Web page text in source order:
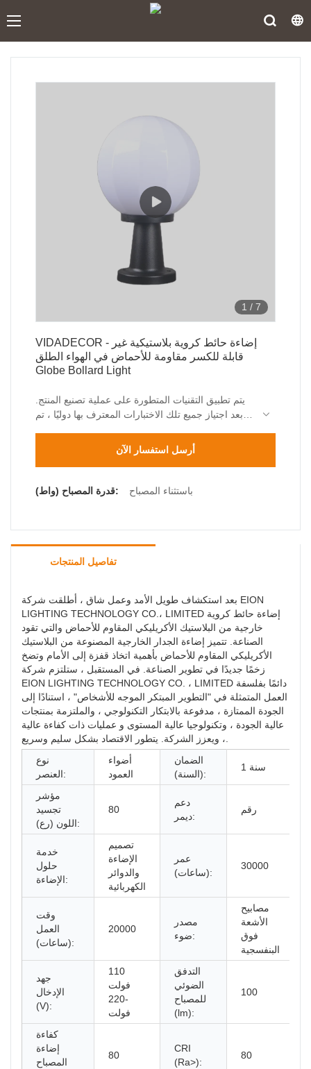
1 / 7
VIDADECOR - إضاءة حائط كروية بلاستيكية غير
قابلة للكسر مقاومة للأحماض في الهواء الطلق
Globe Bollard Light
يتم تطبيق التقنيات المتطورة على عملية تصنيع المنتج.
بعد اجتياز جميع تلك الاختبارات المعترف بها دوليًا ، تم
المقاومة للأحماض غير القابلة للكسر على نطاق واسع
أرسل استفسار الآن
قدرة المصباح (واط): باستثناء المصباح
تفاصيل المنتجات
بعد استكشاف طويل الأمد وعمل شاق ، أطلقت شركة EION
LIGHTING TECHNOLOGY CO.، LIMITED إضاءة حائط كروية
خارجية من البلاستيك الأكريليكي المقاوم للأحماض والتي تقود
الصناعة. تتميز إضاءة الجدار الخارجية المصنوعة من البلاستيك
الأكريليكي المقاوم للأحماض بأهمية اتخاذ قفزة إلى الأمام وتضخ
زخمًا جديدًا في تطوير الصناعة. في المستقبل ، ستلتزم شركة
EION LIGHTING TECHNOLOGY CO. ، LIMITED دائمًا بفلسفة
العمل المتمثلة في "التطوير المبتكر الموجه للأشخاص" ، استنادًا إلى
الجودة الممتازة ، مدفوعة بالابتكار التكنولوجي ، والملتزمة بمنتجات
عالية الجودة ، وتكنولوجيا عالية المستوى و عمليات ذات كفاءة عالية
، ويعزز الشركة. يتطور الاقتصاد بشكل سليم وسريع.
نوع
العنصر:
أضواء
العمود
الضمان
(السنة):
1 سنة
مؤشر
تجسيد
اللون (رع):
80
دعم
ديمر:
رقم
خدمة
حلول
الإضاءة:
تصميم
الإضاءة
والدوائر
الكهربائية
عمر
(ساعات):
30000
وقت
العمل
(ساعات):
20000
مصدر
ضوء:
مصابيح
الأشعة
فوق
البنفسجية
جهد
الإدخال
(V):
110
فولت
-220
فولت
التدفق
الضوئي
للمصباح
(lm):
100
كفاءة
إضاءة
المصباح
80
CRI
(Ra>):
80